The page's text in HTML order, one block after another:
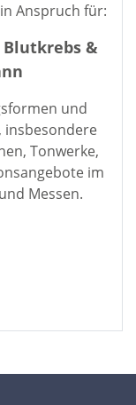
Anspruch für:
&
und
Tonwerke,
im
Messen.